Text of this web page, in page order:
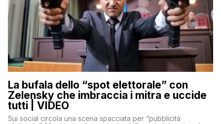
La bufala dello “spot elettorale” con
Zelensky che imbraccia i mitra e uccide
tutti | VIDEO
Sui social circola una scena spacciata per “pubblicità